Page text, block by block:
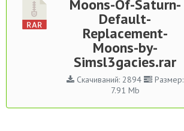
Moons-Of-Saturn-
Default-
Replacement-
Moons-by-
Simsl3gacies.rar
Скачиваний: 2894
Размер:
7.91 Mb